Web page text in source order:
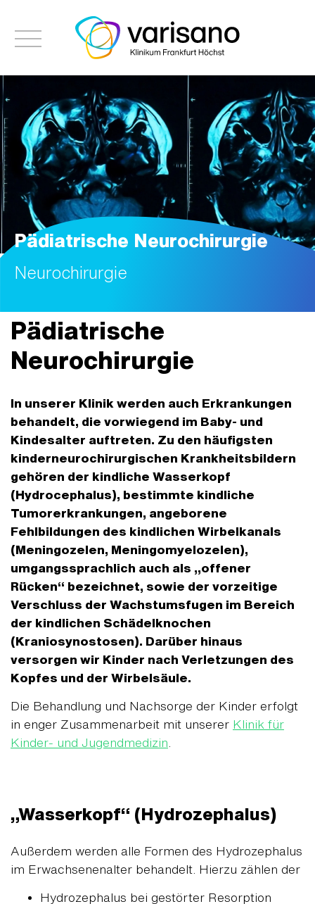
Pädiatrische Neurochirurgie
Neurochirurgie
Pädiatrische
Neurochirurgie
In unserer Klinik werden auch Erkrankungen
behandelt, die vorwiegend im Baby- und
Kindesalter auftreten. Zu den häufigsten
kinderneurochirurgischen Krankheitsbildern
gehören der kindliche Wasserkopf
(Hydrocephalus), bestimmte kindliche
Tumorerkrankungen, angeborene
Fehlbildungen des kindlichen Wirbelkanals
(Meningozelen, Meningomyelozelen),
umgangssprachlich auch als „offener
Rücken“ bezeichnet, sowie der vorzeitige
Verschluss der Wachstumsfugen im Bereich
der kindlichen Schädelknochen
(Kraniosynostosen). Darüber hinaus
versorgen wir Kinder nach Verletzungen des
Kopfes und der Wirbelsäule.
Die Behandlung und Nachsorge der Kinder erfolgt
in enger Zusammenarbeit mit unserer Klinik für
Kinder- und Jugendmedizin
„Wasserkopf“ (Hydrozephalus)
Außerdem werden alle Formen des Hydrozephalus
im Erwachsenenalter behandelt. Hierzu zählen der
Hydrozephalus bei gestörter Resorption